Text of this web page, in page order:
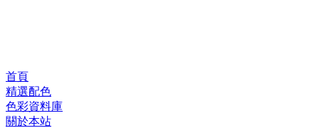
首頁
精選配色
色彩資料庫
關於本站